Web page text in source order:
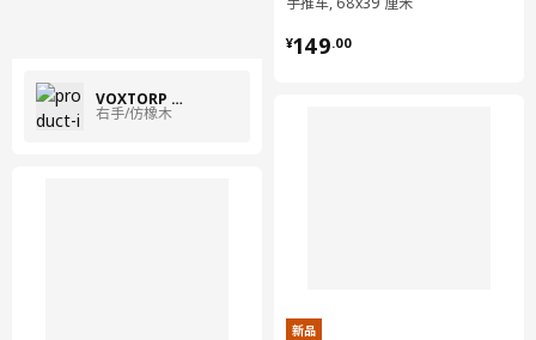
VOXTORP 沃托普
右手/仿橡木
¥149.00
¥ 149.00
新品